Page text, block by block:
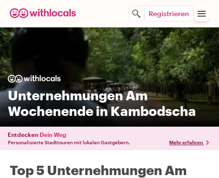
Registrieren
Unternehmungen Am
Wochenende in Kambodscha
Entdecken Dein Weg
Personalisierte Stadttouren mit lokalen Gastgebern. Mehr erfahren
Top 5 Unternehmungen Am